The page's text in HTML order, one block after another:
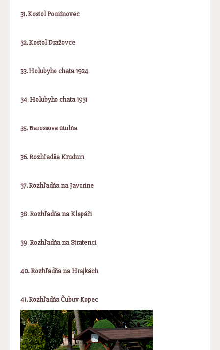
31. Kostol Pomínovec
32. Kostol Dražovce
33. Holubyho chata 1924
34. Holubyho chata 1931
35. Barossova útulňa
36. Rozhľadňa Krudum
37. Rozhľadňa na Javorine
38. Rozhľadňa na Klepáči
39. Rozhľadňa na Stratenci
40. Rozhľadňa na Hrajkách
41. Rozhľadňa Čubuv Kopec